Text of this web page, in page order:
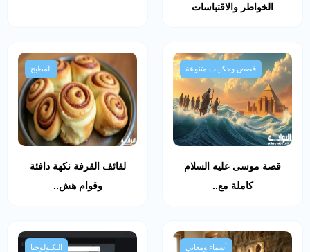
الخواطر والاقتباسات
قصص وحكايات متنوعة
قصة موسى عليه السلام
كاملة مع..
المطبخ
لفائف القرفة نكهة دافئة
وقوام هش..
أسماء ومعاني التكنولوجيا